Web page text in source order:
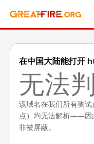
在中国大陆能打开
无法
该域名在我们所有测
点）均无法解析——因
非被屏蔽。